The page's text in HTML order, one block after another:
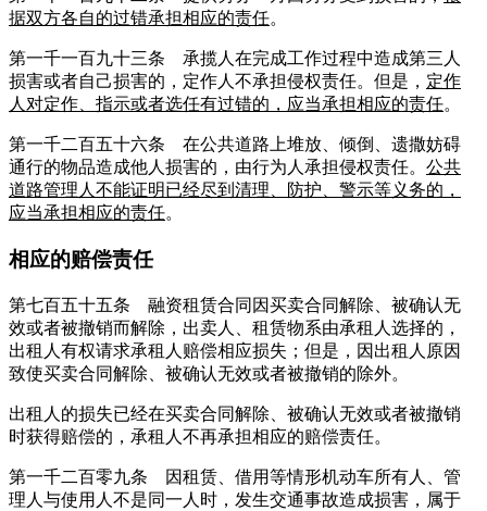
据双方各自的过错承担相应的责任。
第一千一百九十三条 承揽人在完成工作过程中造成第三人
损害或者自己损害的，定作人不承担侵权责任。但是， 定作
人对定作、指示或者选任有过错的，应当承担相应的责任。
第一千二百五十六条 在公共道路上堆放、倾倒、遗撒妨碍
通行的物品造成他人损害的，由行为人承担侵权责任。 公共
道路管理人不能证明已经尽到清理、防护、警示等义务的，
应当承担相应的责任。
相应的赔偿责任
第七百五十五条 融资租赁合同因买卖合同解除、被确认无
效或者被撤销而解除，出卖人、租赁物系由承租人选择的，
出租人有权请求承租人赔偿相应损失；但是，因出租人原因
致使买卖合同解除、被确认无效或者被撤销的除外。
出租人的损失已经在买卖合同解除、被确认无效或者被撤销
时获得赔偿的，承租人不再承担相应的赔偿责任。
第一千二百零九条 因租赁、借用等情形机动车所有人、管
理人与使用人不是同一人时，发生交通事故造成损害，属于